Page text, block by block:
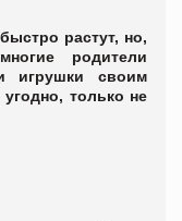
растут, но,
родители
игрушки своим
только не